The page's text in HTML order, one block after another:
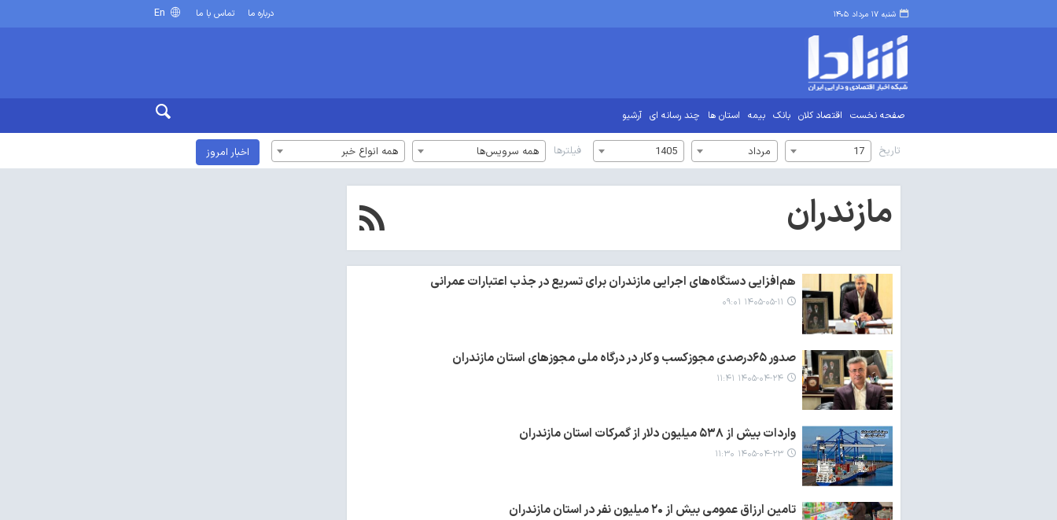
شنبه ۱۷ مرداد ۱۴۰۵ درباره ما تماس با ما
صفحه نخست اقتصاد کلان بانک بیمه استان ها چند رسانه ای آرشیو
تاریخ 17 مرداد 1405 فیلترها همه سرویس‌ها همه انواع خبر اخبار امروز
مازندران
هم‌افزایی دستگاه‌های اجرایی مازندران برای تسریع در جذب اعتبارات عمرانی
۱۴۰۵-۰۵-۱۱ ۰۹:۰۱
صدور ۶۵درصدی مجوزکسب و کار در درگاه ملی مجوزهای استان مازندران
۱۴۰۵-۰۴-۲۴ ۱۱:۴۱
واردات بیش از ۵۳۸ میلیون دلار از گمرکات استان مازندران
۱۴۰۵-۰۴-۲۳ ۱۱:۳۰
تامین ارزاق عمومی بیش از ۲۰ میلیون نفر در استان مازندران